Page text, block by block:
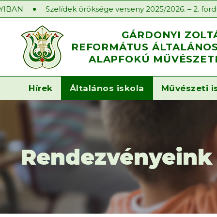
öröksége verseny 2025/2026. – 2. forduló
GÁRDONYI
REFORMÁTUS
ALAPFOKÚ
Hírek Általános iskola Művészeti
Rendezvényeink